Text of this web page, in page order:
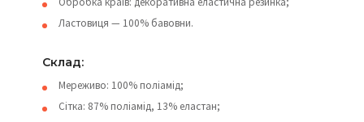
Ластовиця — 100% бавовни.
Склад:
Мереживо: 100% поліамід;
Сітка: 87% поліамід, 13% еластан;